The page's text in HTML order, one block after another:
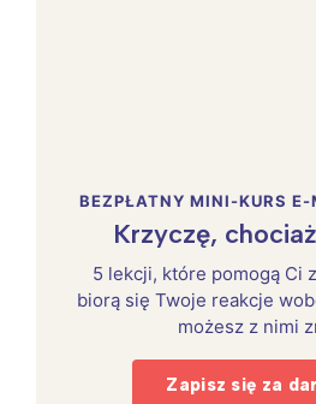
BEZPŁATNY MINI-KURS E-
Krzyczę,
5 lekcji, które pomogą Ci
biorą się Twoje reakcje
możesz z nimi
Zapisz się za